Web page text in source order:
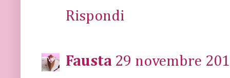
Rispondi
Fausta 29 novembre